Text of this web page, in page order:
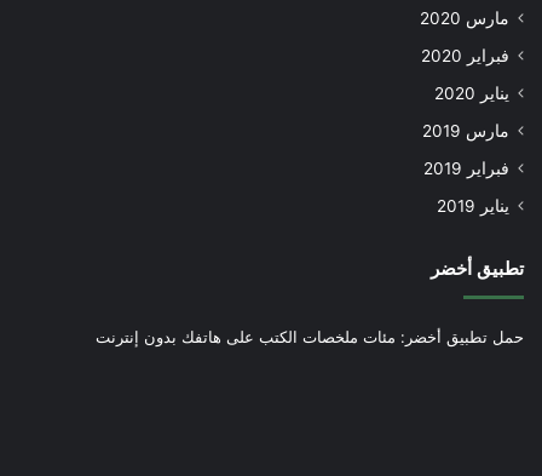
مارس 2020
فبراير 2020
يناير 2020
مارس 2019
فبراير 2019
يناير 2019
تطبيق أخضر
حمل تطبيق أخضر: مئات ملخصات الكتب على هاتفك بدون إنترنت